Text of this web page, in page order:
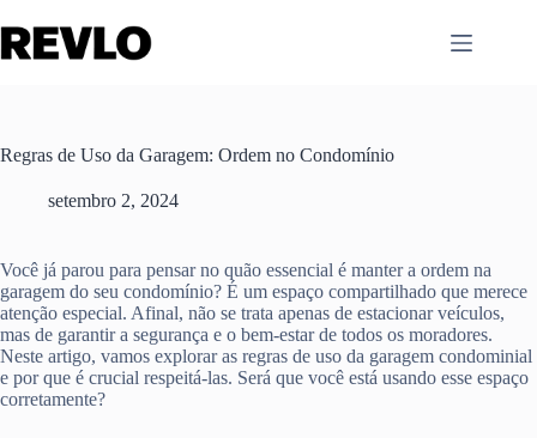
para
Regras de Uso da Garagem: Ordem no Condomínio
setembro 2, 2024
Você já parou para pensar no quão essencial é manter a ordem na
garagem do seu condomínio? É um espaço compartilhado que merece
atenção especial. Afinal, não se trata apenas de estacionar veículos,
mas de garantir a segurança e o bem-estar de todos os moradores.
Neste artigo, vamos explorar as regras de uso da garagem condominial
e por que é crucial respeitá-las. Será que você está usando esse espaço
corretamente?